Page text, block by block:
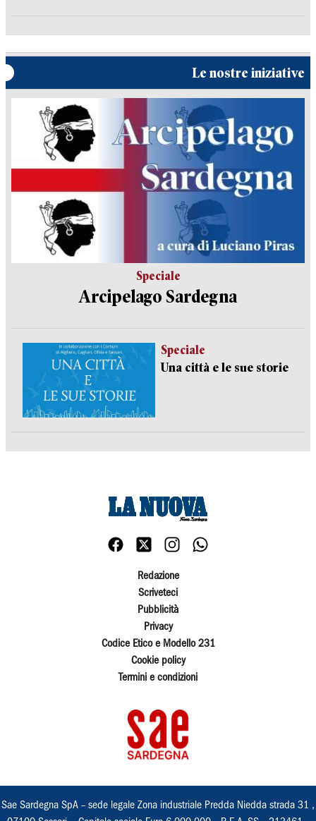
Le nostre iniziative
Speciale
Arcipelago Sardegna
Speciale
Una città e le sue storie
Redazione
Scriveteci
Pubblicità
Privacy
Codice Etico e Modello 231
Cookie policy
Termini e condizioni
Sae Sardegna SpA – sede legale Zona industriale Predda Niedda strada 31 ,